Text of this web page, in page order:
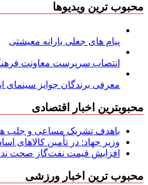
محبوب ترین ویدیوها
پیام های جعلی یارانه معیشتی
انتصاب سرپرست معاونت
معرفی برندگان جوایز سینمای
محبوبترین اخبار اقتصادی
باهدف تشریک مساعی و جلب
وزیر جهاد: در تأمین کالاهای
افزایش قیمت نفت‌گاز صحت
محبوب ترین اخبار ورزشی